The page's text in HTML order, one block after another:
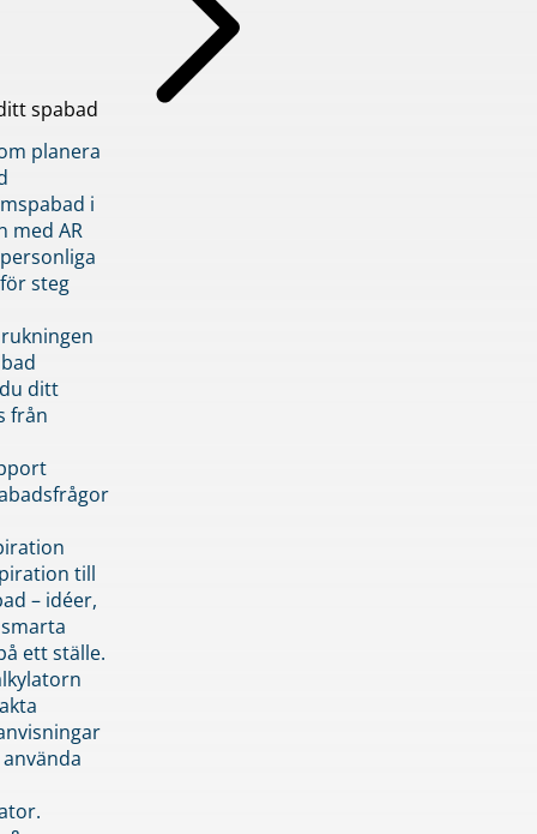
spabad
planera
i
med AR
steg
ditt
från
till
– idéer,
ett ställe.